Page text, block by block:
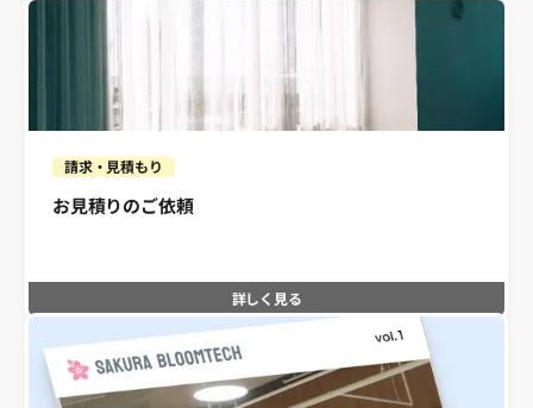
請求・見積もり
お見積りのご依頼
詳しく見る